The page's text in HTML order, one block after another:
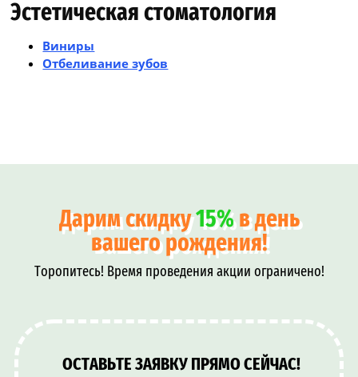
Эстетическая стоматология
Виниры
Отбеливание зубов
Дарим скидку15%в день
вашего рождения!
Торопитесь! Время проведения акции ограничено!
ОСТАВЬТЕ ЗАЯВКУ ПРЯМО СЕЙЧАС!